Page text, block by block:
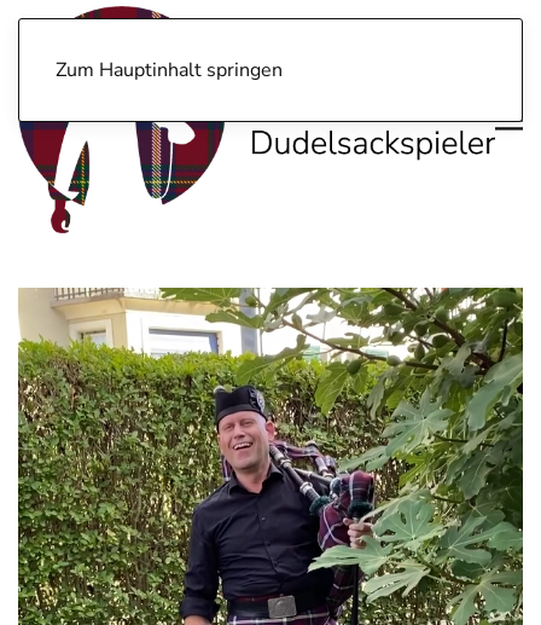
Zum Hauptinhalt springen